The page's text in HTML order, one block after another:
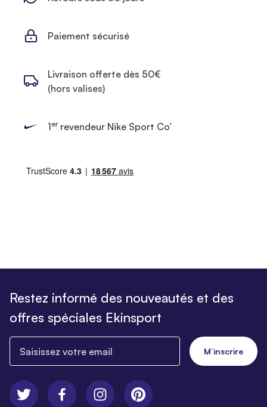
Paiement sécurisé
Livraison offerte dès 50€
(hors valises)
1errevendeur Nike Sport Co’
Restez informé des nouveautés et des
offres spéciales Ekinsport
M’inscrire